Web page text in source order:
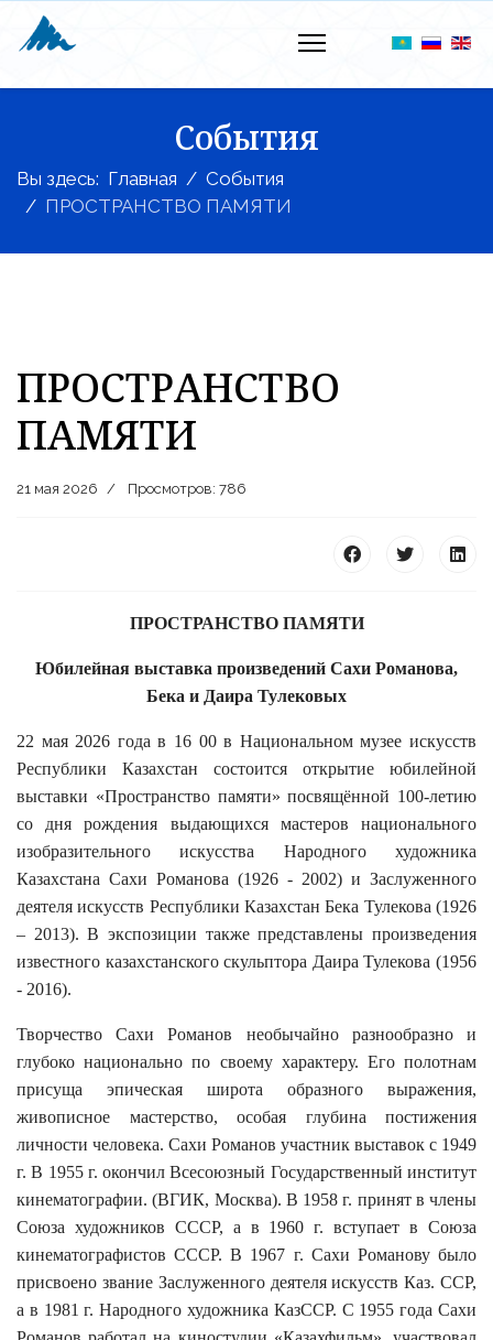
События
Вы здесь: Главная
События
ПРОСТРАНСТВО ПАМЯТИ
ПРОСТРАНСТВО
ПАМЯТИ
21 мая 2026 Просмотров: 786
ПРОСТРАНСТВО ПАМЯТИ
Юбилейная выставка произведений Сахи Романова,
Бека и Даира Тулековых
22 мая 2026 года в 16 00 в Национальном музее искусств
Республики Казахстан состоится открытие юбилейной
выставки «Пространство памяти» посвящённой 100-летию
со дня рождения выдающихся мастеров национального
изобразительного искусства Народного художника
Казахстана Сахи Романова (1926 - 2002) и Заслуженного
деятеля искусств Республики Казахстан Бека Тулекова (1926
– 2013). В экспозиции также представлены произведения
известного казахстанского скульптора Даира Тулекова (1956
- 2016).
Творчество Сахи Романов необычайно разнообразно и
глубоко национально по своему характеру. Его полотнам
присуща эпическая широта образного выражения,
живописное мастерство, особая глубина постижения
личности человека. Сахи Романов участник выставок с 1949
г. В 1955 г. окончил Всесоюзный Государственный институт
кинематографии. (ВГИК, Москва). В 1958 г. принят в члены
Союза художников СССР, а в 1960 г. вступает в Союза
кинематографистов СССР. В 1967 г. Сахи Романову было
присвоено звание Заслуженного деятеля искусств Каз. ССР,
а в 1981 г. Народного художника КазССР. С 1955 года Сахи